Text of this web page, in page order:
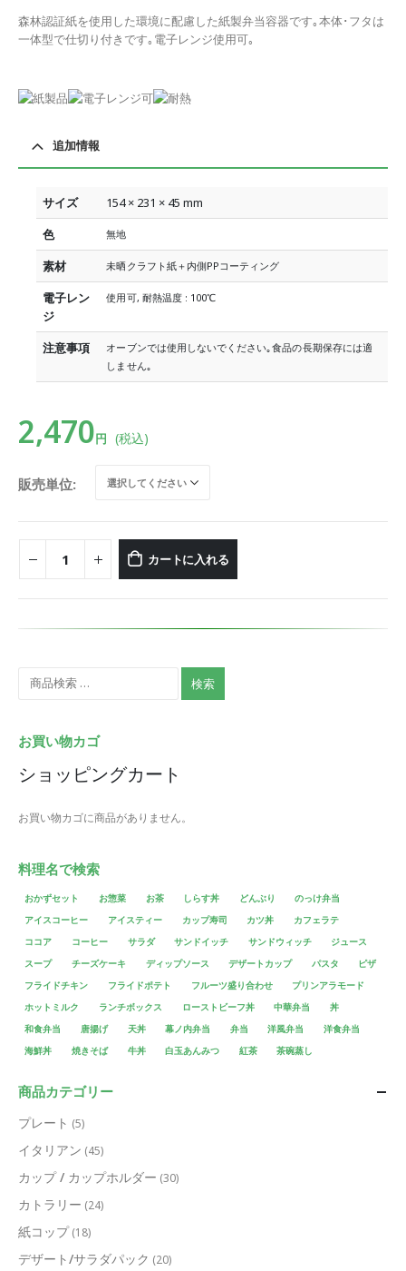
森林認証紙を使用した環境に配慮した紙製弁当容器です｡本体･フタは
一体型で仕切り付きです｡電子レンジ使用可｡
追加情報
サイズ
154 × 231 × 45 mm
色
無地
素材 未晒クラフト紙＋内側PPコーティング
電子レン
ジ
使用可, 耐熱温度 : 100℃
注意事項
オーブンでは使用しないでください｡食品の長期保存には適
しません｡
2,470円 (税込)
販売単位
カートに入れる
検索
お買い物カゴ
ショッピングカート
お買い物カゴに商品がありません。
料理名で検索
おかずセット お惣菜 お茶 しらす丼 どんぶり
のっけ弁当
アイスコーヒー
アイスティー カップ寿司 カツ丼
カフェラテ
ココア
コーヒー サラダ サンドイッチ サンドウィッチ
ジュース
スープ
チーズケーキ ディップソース デザートカップ パスタ
ピザ
フライドチキン
フライドポテト フルーツ盛り合わせ
プリンアラモード
ホットミルク
ランチボックス ローストビーフ丼 中華弁当
丼
和食弁当
唐揚げ 天丼 幕ノ内弁当 弁当 洋風弁当
洋食弁当
海鮮丼
焼きそば 牛丼 白玉あんみつ 紅茶 茶碗蒸し
商品カテゴリー
プレート (5)
イタリアン (45)
カップ / カップホルダー (30)
カトラリー (24)
紙コップ (18)
デザート/サラダパック (20)